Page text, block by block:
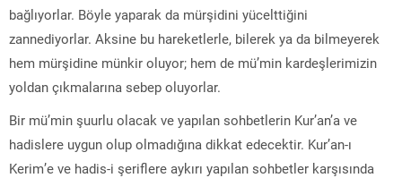
bağlıyorlar. Böyle yaparak da mürşidini yücelttiğini
zannediyorlar. Aksine bu hareketlerle, bilerek ya da bilmeyerek
hem mürşidine münkir oluyor; hem de mü’min kardeşlerimizin
yoldan çıkmalarına sebep oluyorlar.
Bir mü’min şuurlu olacak ve yapılan sohbetlerin Kur’an’a ve
hadislere uygun olup olmadığına dikkat edecektir. Kur’an-ı
Kerim’e ve hadis-i şeriflere aykırı yapılan sohbetler karşısında